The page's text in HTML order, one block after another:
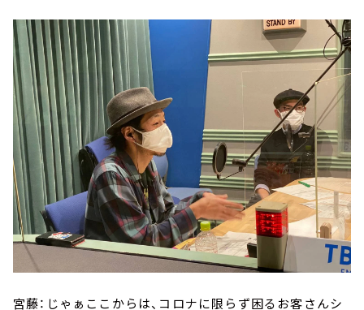
宮藤：じゃぁここからは、コロナに限らず困るお客さんシ